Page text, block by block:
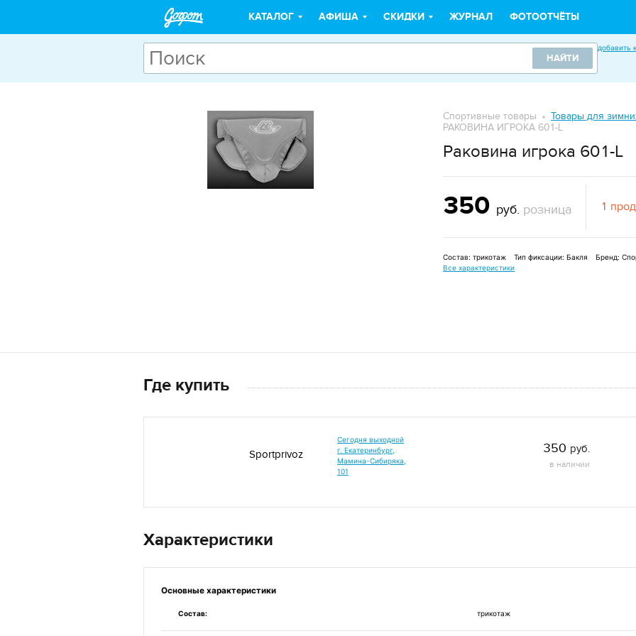
КАТАЛОГ АФИША СКИДКИ ЖУРНАЛ ФОТООТЧЁТЫ
НАЙТИ
добавить
Спортивные товары Товары для
РАКОВИНА ИГРОКА 601-L
Раковина игрока 601-L
350 руб. розница 1
Состав: трикотаж Тип фиксации: Бакля Бренд:
Все характеристики
Где купить
Sportprivoz
Сегодня выходной
г. Екатеринбург,
Мамина-Сибиряка,
101
350 руб.
в наличии
Характеристики
Основные характеристики
Состав: трикотаж